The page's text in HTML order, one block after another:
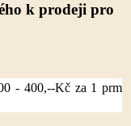
k prodeji pro
- 400,--Kč za 1 prm